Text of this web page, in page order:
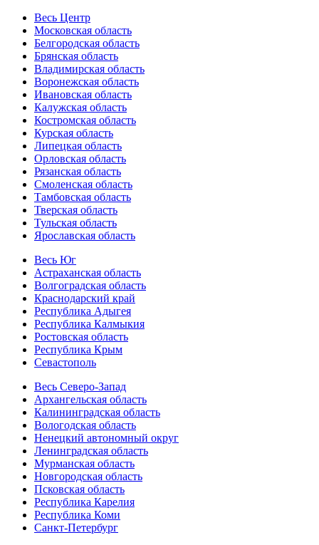
Весь Центр
Московская область
Белгородская область
Брянская область
Владимирская область
Воронежская область
Ивановская область
Калужская область
Костромская область
Курская область
Липецкая область
Орловская область
Рязанская область
Смоленская область
Тамбовская область
Тверская область
Тульская область
Ярославская область
Весь Юг
Астраханская область
Волгоградская область
Краснодарский край
Республика Адыгея
Республика Калмыкия
Ростовская область
Республика Крым
Севастополь
Весь Северо-Запад
Архангельская область
Калининградская область
Вологодская область
Ненецкий автономный округ
Ленинградская область
Мурманская область
Новгородская область
Псковская область
Республика Карелия
Республика Коми
Санкт-Петербург